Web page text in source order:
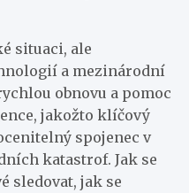
situaci, ale
a mezinárodní
obnovu a pomoc
jakožto klíčový
spojenec v
katastrof. Jak se
sledovat, jak se